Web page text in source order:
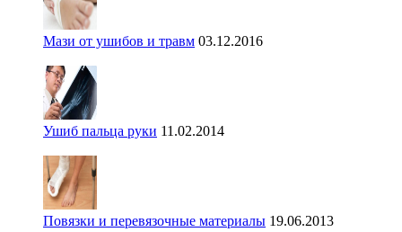
Мази от ушибов и травм 03.12.2016
Ушиб пальца руки 11.02.2014
Повязки и перевязочные материалы 19.06.2013